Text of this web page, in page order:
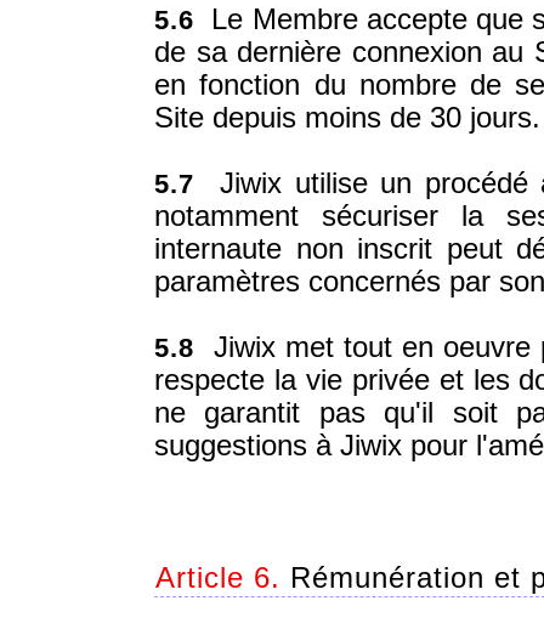
5.6 Le Membre accepte que
de sa dernière connexion au
en fonction du nombre de
Site depuis moins de 30 jours.
5.7 Jiwix utilise un procédé
notamment sécuriser la
internaute non inscrit peut
paramètres concernés par
5.8 Jiwix met tout en oeuvre
respecte la vie privée et les
ne garantit pas qu'il soit
suggestions à Jiwix pour
Article 6. Rémunération et